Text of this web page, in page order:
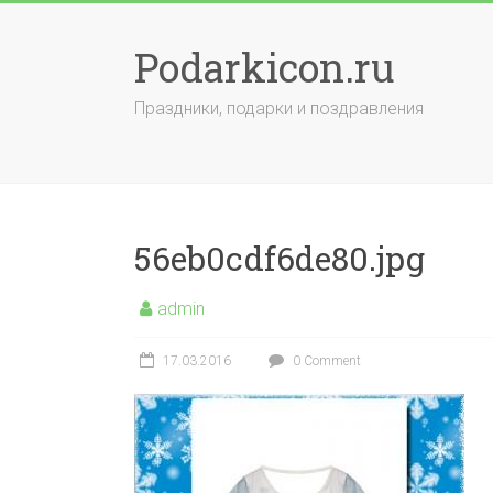
Podarkicon.ru
Праздники, подарки и поздравления
56eb0cdf6de80.jpg
admin
17.03.2016 0 Comment